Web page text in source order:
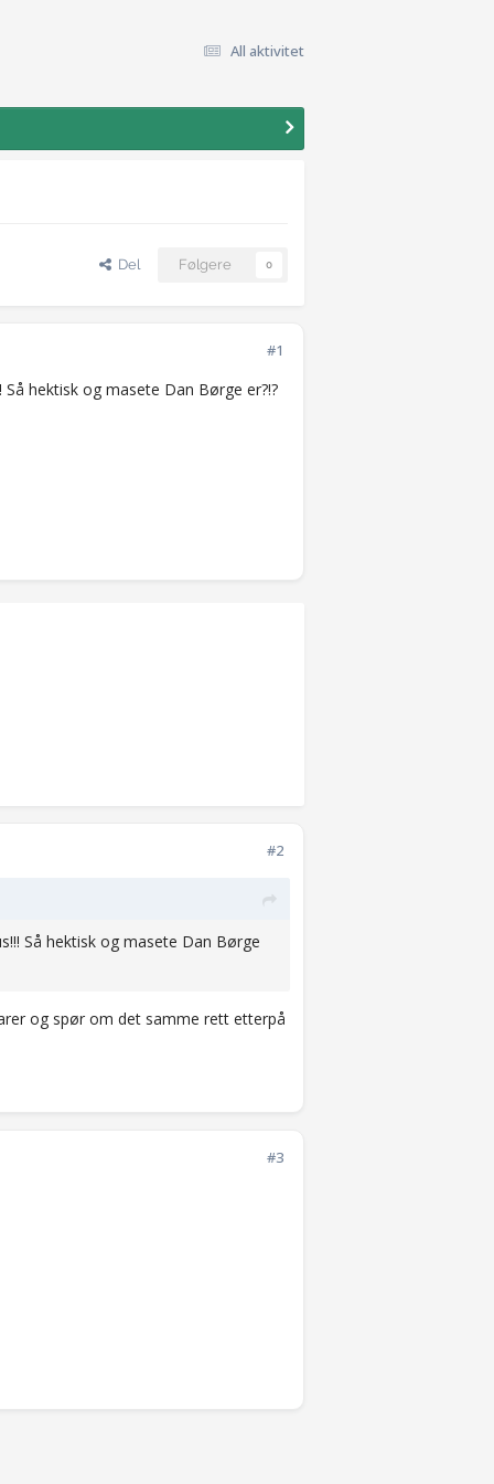
All aktivitet
Del Følgere 0
#1
hektisk og masete Dan Børge er?!?
#2
Så hektisk og masete Dan Børge
og spør om det samme rett etterpå
#3